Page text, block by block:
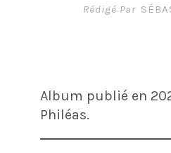
Rédigé Par
Album publié en
Philéas.